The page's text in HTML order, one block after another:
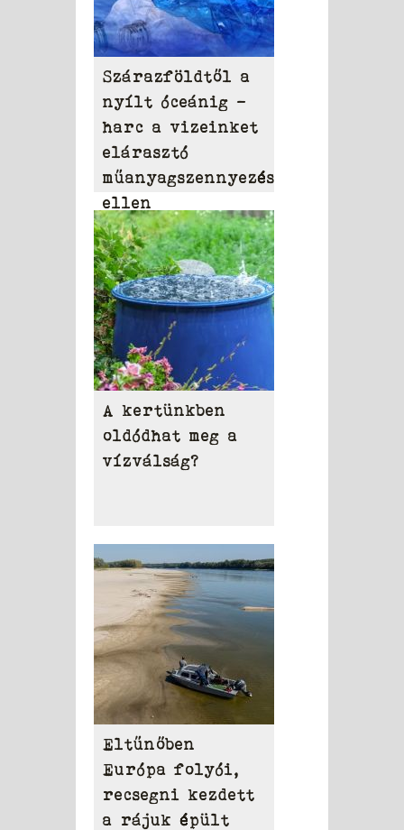
Szárazföldtől a
nyílt óceánig –
harc a vizeinket
elárasztó
műanyagszennyezés
ellen
A kertünkben
oldódhat meg a
vízválság?
Eltűnőben
Európa folyói,
recsegni kezdett
a rájuk épült